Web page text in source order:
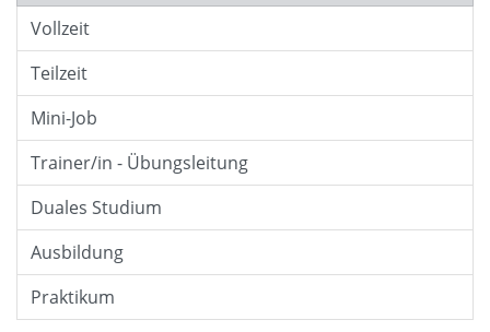
Vollzeit
Teilzeit
Mini-Job
Trainer/in - Übungsleitung
Duales Studium
Ausbildung
Praktikum